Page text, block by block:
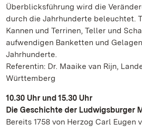
Überblicksführung wird die
durch die Jahrhunderte beleuchtet.
Kannen und Terrinen, Teller und
aufwendigen Banketten und
Jahrhunderte.
Referentin: Dr. Maaike van Rijn,
Württemberg
10.30 Uhr und 15.30 Uhr
Die Geschichte der Ludwigsburger
Bereits 1758 von Herzog Carl Eugen